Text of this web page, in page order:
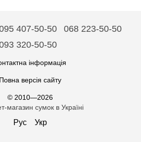
407-50-50
068 223-50-50
320-50-50
інформація
Повна версія сайту
© 2010—2026
магазин сумок в Україні
Рус Укр